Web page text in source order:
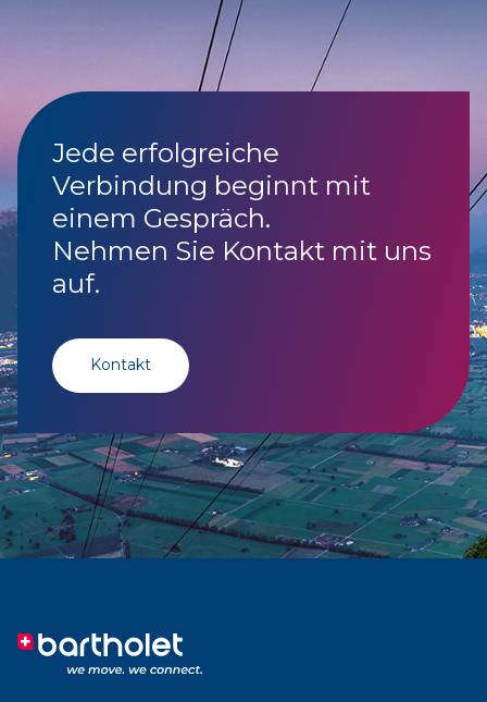
Jede erfolgreiche
Verbindung beginnt mit
einem Gespräch.
Nehmen Sie Kontakt mit uns
auf.
Kontakt